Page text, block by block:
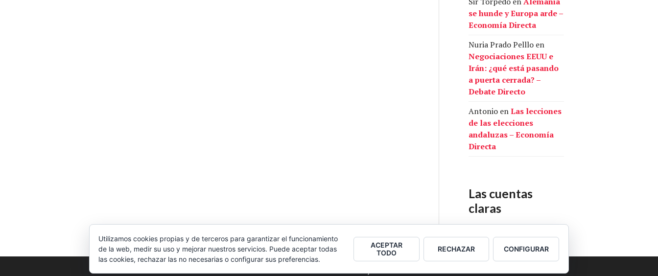
se hunde y Europa arde –
Economía Directa
Nuria Prado Pelllo en
Negociaciones EEUU e
Irán: ¿qué está pasando
a puerta cerrada? –
Debate Directo
Antonio enLas lecciones
de las elecciones
andaluzas – Economía
Directa
Las cuentas
claras
Nuestras cuentas
2026 Colectivo Burbuja
Utilizamos cookies propias y de terceros para garantizar el funcionamiento
de la web, medir su uso y mejorar nuestros servicios. Puede aceptar todas
las cookies, rechazar las no necesarias o configurar sus preferencias.
ACEPTAR
TODO
RECHAZAR CONFIGURAR